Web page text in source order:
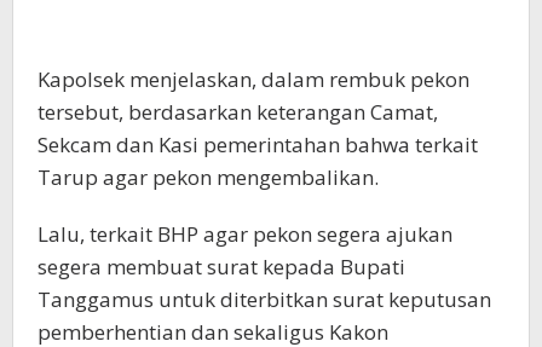
Kapolsek menjelaskan, dalam rembuk pekon
tersebut, berdasarkan keterangan Camat,
Sekcam dan Kasi pemerintahan bahwa terkait
Tarup agar pekon mengembalikan.
Lalu, terkait BHP agar pekon segera ajukan
segera membuat surat kepada Bupati
Tanggamus untuk diterbitkan surat keputusan
pemberhentian dan sekaligus Kakon